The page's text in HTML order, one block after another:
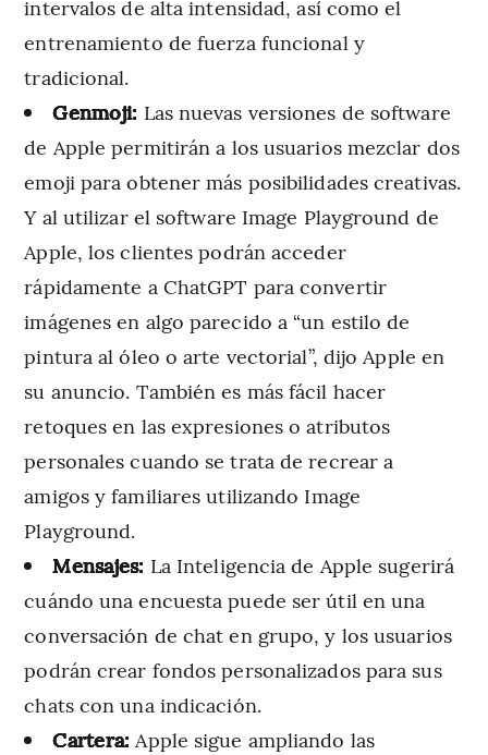
intervalos de alta intensidad, así como el
entrenamiento de fuerza funcional y
tradicional.
Genmoji: Las nuevas versiones de software
de Apple permitirán a los usuarios mezclar dos
emoji para obtener más posibilidades creativas.
Y al utilizar el software Image Playground de
Apple, los clientes podrán acceder
rápidamente a ChatGPT para convertir
imágenes en algo parecido a “un estilo de
pintura al óleo o arte vectorial”, dijo Apple en
su anuncio. También es más fácil hacer
retoques en las expresiones o atributos
personales cuando se trata de recrear a
amigos y familiares utilizando Image
Playground.
Mensajes: La Inteligencia de Apple sugerirá
cuándo una encuesta puede ser útil en una
conversación de chat en grupo, y los usuarios
podrán crear fondos personalizados para sus
chats con una indicación.
Cartera: Apple sigue ampliando las